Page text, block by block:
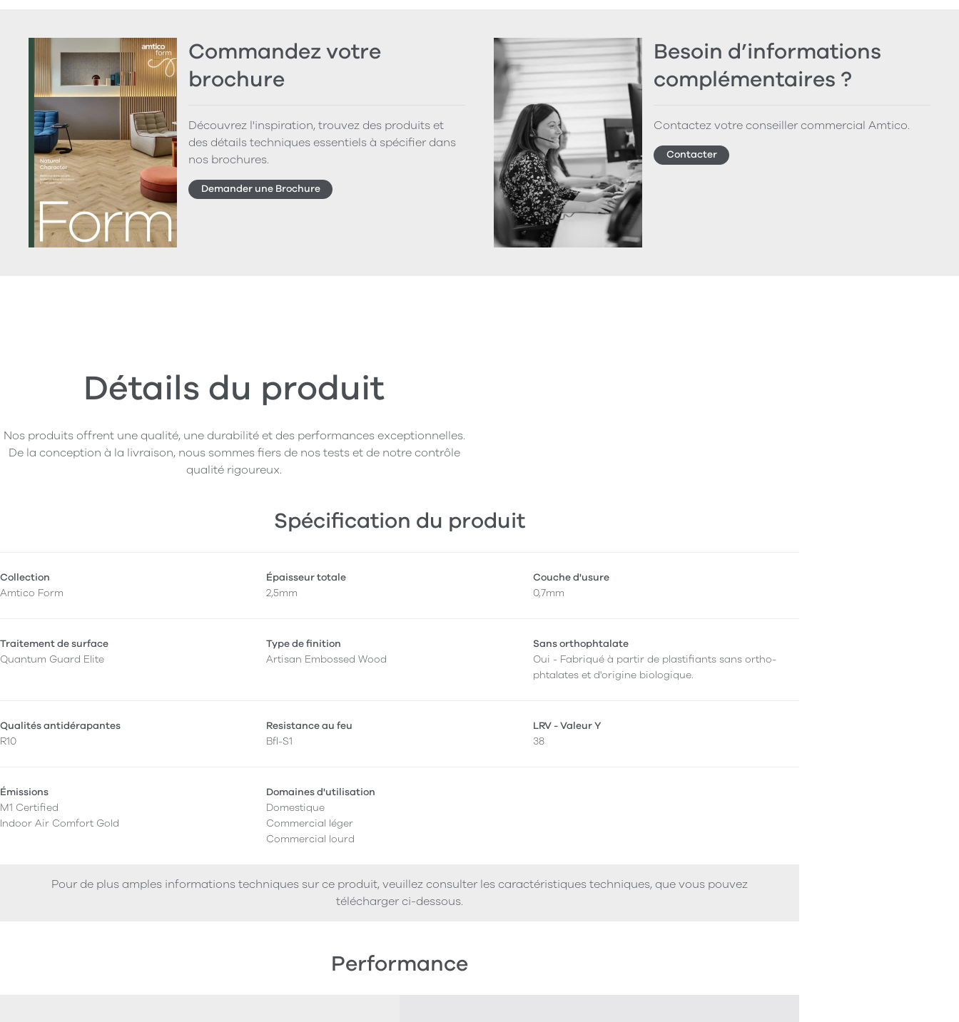
Commandez votre
brochure
Découvrez l'inspiration, trouvez des produits et
des détails techniques essentiels à spécifier dans
nos brochures.
Demander une Brochure
Besoin d’informations
complémentaires ?
Contactez votre conseiller commercial Amtico.
Contacter
Détails du produit
Nos produits offrent une qualité, une durabilité et des performances exceptionnelles.
De la conception à la livraison, nous sommes fiers de nos tests et de notre contrôle
qualité rigoureux.
Spécification du produit
Collection
Amtico Form
Épaisseur totale
2,5mm
Couche d'usure
0,7mm
Traitement de surface
Quantum Guard Elite
Type de finition
Artisan Embossed Wood
Sans orthophtalate
Oui - Fabriqué à partir de plastifiants sans ortho-
phtalates et d'origine biologique.
Qualités antidérapantes
R10
Resistance au feu
Bfl-S1
LRV - Valeur Y
38
Émissions
M1 Certified
Indoor Air Comfort Gold
Domaines d'utilisation
Domestique
Commercial léger
Commercial lourd
Pour de plus amples informations techniques sur ce produit, veuillez consulter les caractéristiques techniques, que vous pouvez
télécharger ci-dessous.
Performance